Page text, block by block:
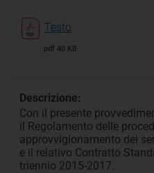
Testo
pdf 40 KB
Descrizione:
Con il presente
il Regolamento delle
approvvigionamento dei
e il relativo Contratto
triennio 2015-2017.